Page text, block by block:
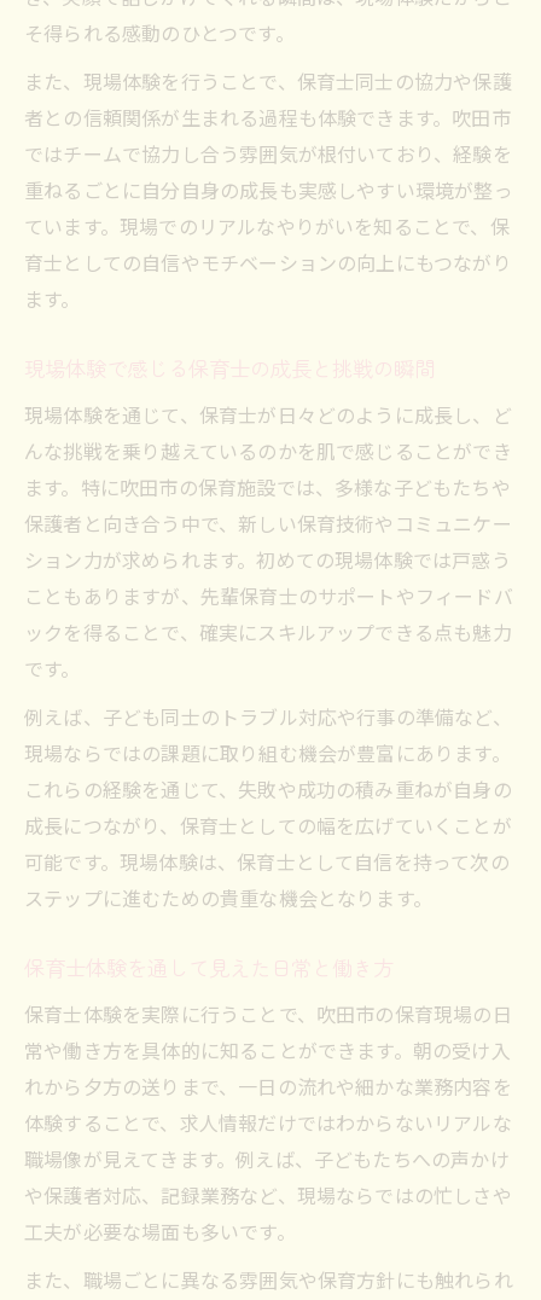
そ得られる感動のひとつです。
また、現場体験を行うことで、保育士同士の協力や保護
者との信頼関係が生まれる過程も体験できます。吹田市
ではチームで協力し合う雰囲気が根付いており、経験を
重ねるごとに自分自身の成長も実感しやすい環境が整っ
ています。現場でのリアルなやりがいを知ることで、保
育士としての自信やモチベーションの向上にもつながり
ます。
現場体験で感じる保育士の成長と挑戦の瞬間
現場体験を通じて、保育士が日々どのように成長し、ど
んな挑戦を乗り越えているのかを肌で感じることができ
ます。特に吹田市の保育施設では、多様な子どもたちや
保護者と向き合う中で、新しい保育技術やコミュニケー
ション力が求められます。初めての現場体験では戸惑う
こともありますが、先輩保育士のサポートやフィードバ
ックを得ることで、確実にスキルアップできる点も魅力
です。
例えば、子ども同士のトラブル対応や行事の準備など、
現場ならではの課題に取り組む機会が豊富にあります。
これらの経験を通じて、失敗や成功の積み重ねが自身の
成長につながり、保育士としての幅を広げていくことが
可能です。現場体験は、保育士として自信を持って次の
ステップに進むための貴重な機会となります。
保育士体験を通して見えた日常と働き方
保育士体験を実際に行うことで、吹田市の保育現場の日
常や働き方を具体的に知ることができます。朝の受け入
れから夕方の送りまで、一日の流れや細かな業務内容を
体験することで、求人情報だけではわからないリアルな
職場像が見えてきます。例えば、子どもたちへの声かけ
や保護者対応、記録業務など、現場ならではの忙しさや
工夫が必要な場面も多いです。
また、職場ごとに異なる雰囲気や保育方針にも触れられ